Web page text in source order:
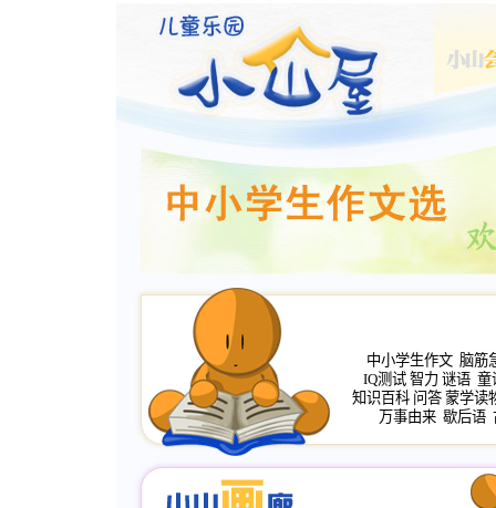
中小学生作文 脑筋
IQ测试 智力 谜语 童
知识百科 问答 蒙学读
万事由来 歇后语